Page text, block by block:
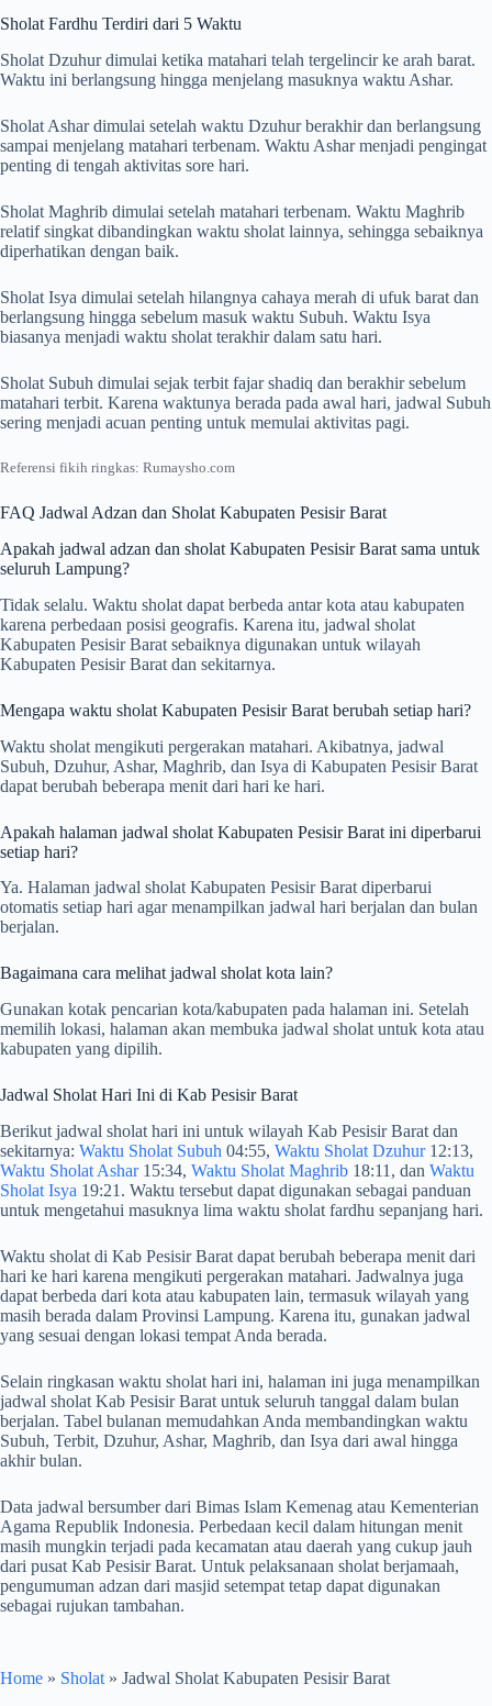
Sholat Fardhu Terdiri dari 5 Waktu
Sholat Dzuhur dimulai ketika matahari telah tergelincir ke arah barat.
Waktu ini berlangsung hingga menjelang masuknya waktu Ashar.
Sholat Ashar dimulai setelah waktu Dzuhur berakhir dan berlangsung
sampai menjelang matahari terbenam. Waktu Ashar menjadi pengingat
penting di tengah aktivitas sore hari.
Sholat Maghrib dimulai setelah matahari terbenam. Waktu Maghrib
relatif singkat dibandingkan waktu sholat lainnya, sehingga sebaiknya
diperhatikan dengan baik.
Sholat Isya dimulai setelah hilangnya cahaya merah di ufuk barat dan
berlangsung hingga sebelum masuk waktu Subuh. Waktu Isya
biasanya menjadi waktu sholat terakhir dalam satu hari.
Sholat Subuh dimulai sejak terbit fajar shadiq dan berakhir sebelum
matahari terbit. Karena waktunya berada pada awal hari, jadwal Subuh
sering menjadi acuan penting untuk memulai aktivitas pagi.
Referensi fikih ringkas: Rumaysho.com
FAQ Jadwal Adzan dan Sholat Kabupaten Pesisir Barat
Apakah jadwal adzan dan sholat Kabupaten Pesisir Barat sama untuk
seluruh Lampung?
Tidak selalu. Waktu sholat dapat berbeda antar kota atau kabupaten
karena perbedaan posisi geografis. Karena itu, jadwal sholat
Kabupaten Pesisir Barat sebaiknya digunakan untuk wilayah
Kabupaten Pesisir Barat dan sekitarnya.
Mengapa waktu sholat Kabupaten Pesisir Barat berubah setiap hari?
Waktu sholat mengikuti pergerakan matahari. Akibatnya, jadwal
Subuh, Dzuhur, Ashar, Maghrib, dan Isya di Kabupaten Pesisir Barat
dapat berubah beberapa menit dari hari ke hari.
Apakah halaman jadwal sholat Kabupaten Pesisir Barat ini diperbarui
setiap hari?
Ya. Halaman jadwal sholat Kabupaten Pesisir Barat diperbarui
otomatis setiap hari agar menampilkan jadwal hari berjalan dan bulan
berjalan.
Bagaimana cara melihat jadwal sholat kota lain?
Gunakan kotak pencarian kota/kabupaten pada halaman ini. Setelah
memilih lokasi, halaman akan membuka jadwal sholat untuk kota atau
kabupaten yang dipilih.
Jadwal Sholat Hari Ini di Kab Pesisir Barat
Berikut jadwal sholat hari ini untuk wilayah Kab Pesisir Barat dan
sekitarnya: Waktu Sholat Subuh 04:55, Waktu Sholat Dzuhur12:13,
Waktu Sholat Ashar15:34, Waktu Sholat Maghrib 18:11, dan Waktu
Sholat Isya 19:21. Waktu tersebut dapat digunakan sebagai panduan
untuk mengetahui masuknya lima waktu sholat fardhu sepanjang hari.
Waktu sholat di Kab Pesisir Barat dapat berubah beberapa menit dari
hari ke hari karena mengikuti pergerakan matahari. Jadwalnya juga
dapat berbeda dari kota atau kabupaten lain, termasuk wilayah yang
masih berada dalam Provinsi Lampung. Karena itu, gunakan jadwal
yang sesuai dengan lokasi tempat Anda berada.
Selain ringkasan waktu sholat hari ini, halaman ini juga menampilkan
jadwal sholat Kab Pesisir Barat untuk seluruh tanggal dalam bulan
berjalan. Tabel bulanan memudahkan Anda membandingkan waktu
Subuh, Terbit, Dzuhur, Ashar, Maghrib, dan Isya dari awal hingga
akhir bulan.
Data jadwal bersumber dari Bimas Islam Kemenag atau Kementerian
Agama Republik Indonesia. Perbedaan kecil dalam hitungan menit
masih mungkin terjadi pada kecamatan atau daerah yang cukup jauh
dari pusat Kab Pesisir Barat. Untuk pelaksanaan sholat berjamaah,
pengumuman adzan dari masjid setempat tetap dapat digunakan
sebagai rujukan tambahan.
Home » Sholat » Jadwal Sholat Kabupaten Pesisir Barat